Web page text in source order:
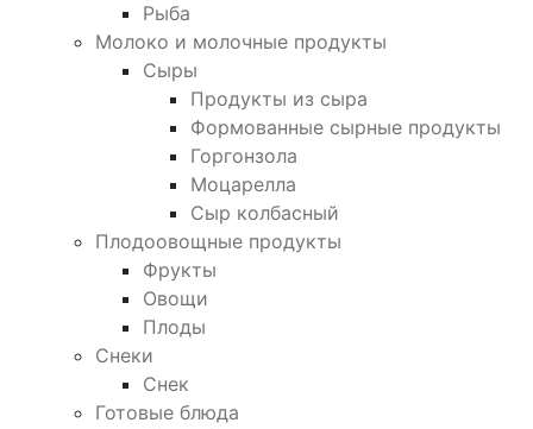
Рыба
Молоко и молочные продукты
Сыры
Продукты из сыра
Формованные сырные продукты
Горгонзола
Моцарелла
Сыр колбасный
Плодоовощные продукты
Фрукты
Овощи
Плоды
Снеки
Снек
Готовые блюда